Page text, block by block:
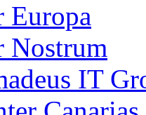
Europa
Nostrum
IT